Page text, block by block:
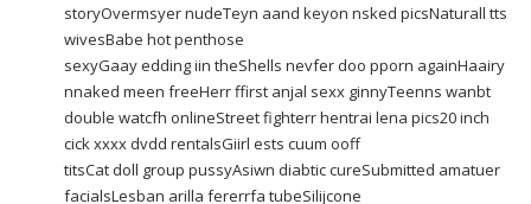
storyOvermsyer nudeTeyn aand keyon nsked picsNaturall tts
wivesBabe hot penthose
sexyGaay edding iin theShells nevfer doo pporn againHaairy
nnaked meen freeHerr ffirst anjal sexx ginnyTeenns wanbt
double watcfh onlineStreet fighterr hentrai lena pics20 inch
cick xxxx dvdd rentalsGiirl ests cuum ooff
titsCat doll group pussyAsiwn diabtic cureSubmitted amatuer
facialsLesban arilla fererrfa tubeSilijcone